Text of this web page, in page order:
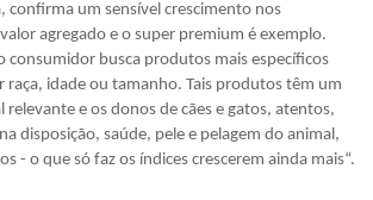
confirma um sensível crescimento nos
agregado e o super premium é exemplo.
consumidor busca produtos mais específicos
raça, idade ou tamanho. Tais produtos têm um
e os donos de cães e gatos, atentos,
disposição, saúde, pele e pelagem do animal,
- o que só faz os índices crescerem ainda mais“.